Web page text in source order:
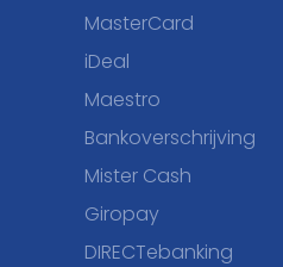
MasterCard
iDeal
Maestro
Bankoverschrijving
Mister Cash
Giropay
DIRECTebanking